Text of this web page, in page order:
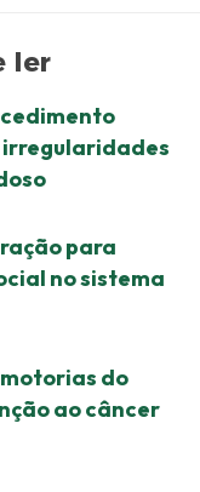
ler
para
no sistema
do
ao câncer